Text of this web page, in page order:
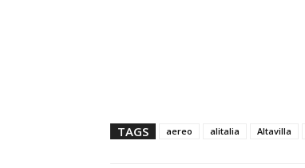
TAGS aereo alitalia Altavilla